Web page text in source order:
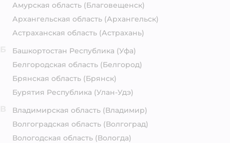
Амурская область (Благовещенск)
Архангельская область (Архангельск)
Астраханская область (Астрахань)
Башкортостан Республика (Уфа)
Белгородская область (Белгород)
Брянская область (Брянск)
Бурятия Республика (Улан-Удэ)
Владимирская область (Владимир)
Волгоградская область (Волгоград)
Вологодская область (Вологда)